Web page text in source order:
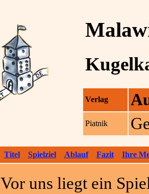
Verlag
Piatnik
Titel Spielziel Ablauf Fazit
Ihre
Vor uns liegt ein